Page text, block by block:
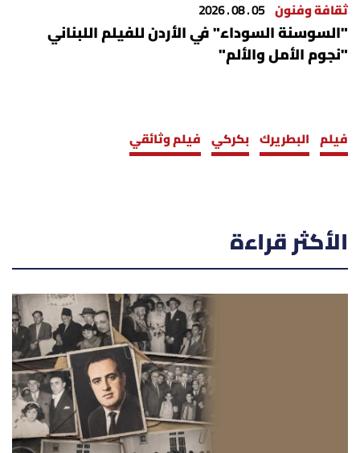
ثقافة وفنون 05 . 08 . 2026
"السوسنة السوداء" في الأردن للفيلم اللبناني
"نجوم الأمل والألم"
فيلم البطريرك بكركي فيلم وثائقي
الأكثر قراءة